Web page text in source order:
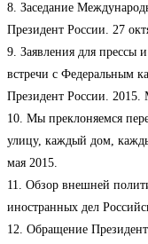
8. Заседание
Президент России. 27
9. Заявления для прессы
встречи с Федеральным
Президент России. 2015.
10. Мы преклоняемся
улицу, каждый дом,
мая 2015.
11. Обзор внешней
иностранных дел
12. Обращение